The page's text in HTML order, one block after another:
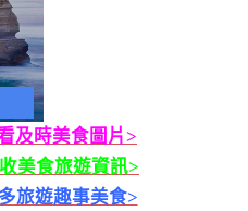
及時美食圖片>
美食旅遊資訊>
旅遊趣事美食>